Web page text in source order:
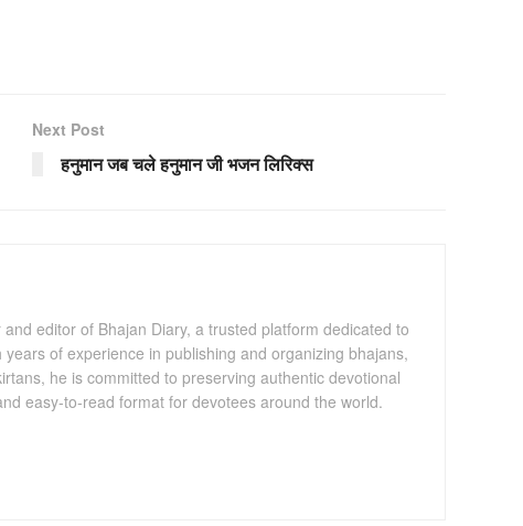
Next Post
हनुमान जब चले हनुमान जी भजन लिरिक्स
editor of Bhajan Diary, a trusted platform dedicated to
of experience in publishing and organizing bhajans,
he is committed to preserving authentic devotional
easy-to-read format for devotees around the world.